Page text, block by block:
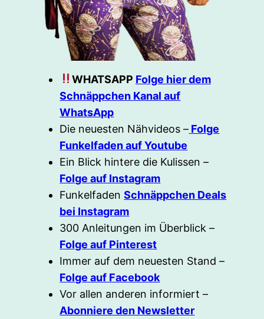
WHATSAPP Folge hier dem
Schnäppchen Kanal auf
WhatsApp
Die neuesten Nähvideos – Folge
Funkelfaden auf Youtube
Ein Blick hintere die Kulissen –
Folge auf Instagram
FunkelfadenSchnäppchen Deals
bei Instagram
300 Anleitungen im Überblick –
Folge auf Pinterest
Immer auf dem neuesten Stand –
Folge auf Facebook
Vor allen anderen informiert –
Abonniere den Newsletter